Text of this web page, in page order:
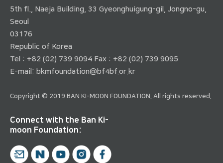
5th fl., Naeja Building, 33 Gyeonghuigung-gil, Jongno-gu,
Seoul
03176
Republic of Korea
Tel : +82 (02) 739 9094 Fax : +82 (02) 739 9095
E-mail: bkmfoundation@bf4bf.or.kr
Copyright © 2019 BAN KI-MOON FOUNDATION. All rights reserved.
Connect with the Ban Ki-
moon Foundation: